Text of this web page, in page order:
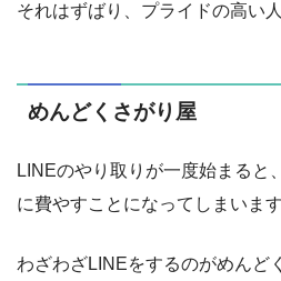
それはずばり、プライドの高い
めんどくさがり屋
LINEのやり取りが一度始まると
に費やすことになってしまいます
わざわざLINEをするのがめんど